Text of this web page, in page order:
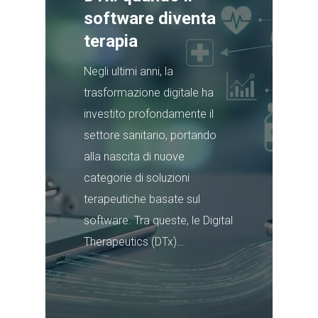
software diventa
terapia
Negli ultimi anni, la
trasformazione digitale ha
investito profondamente il
settore sanitario, portando
alla nascita di nuove
categorie di soluzioni
terapeutiche basate sul
software. Tra queste, le Digital
Therapeutics (DTx)…